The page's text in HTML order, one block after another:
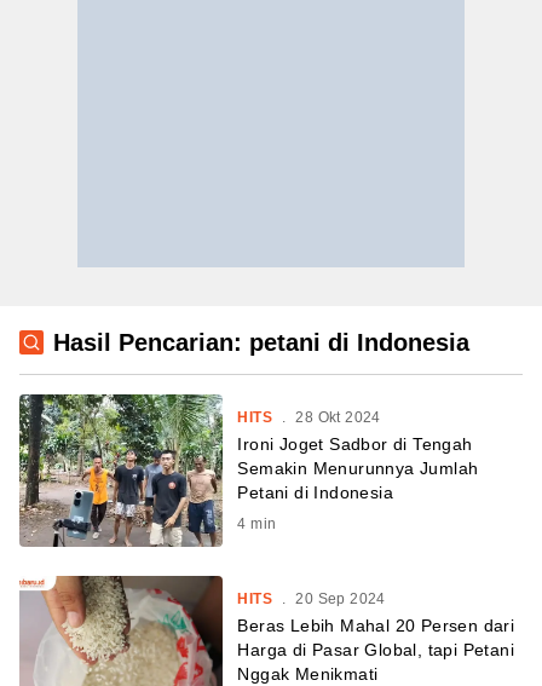
Hasil Pencarian: petani di Indonesia
HITS . 28 Okt 2024
Ironi Joget Sadbor di Tengah
Semakin Menurunnya Jumlah
Petani di Indonesia
4 min
HITS . 20 Sep 2024
Beras Lebih Mahal 20 Persen dari
Harga di Pasar Global, tapi Petani
Nggak Menikmati